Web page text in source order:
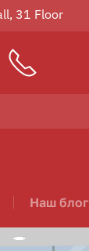
31 Floor
Наш блог